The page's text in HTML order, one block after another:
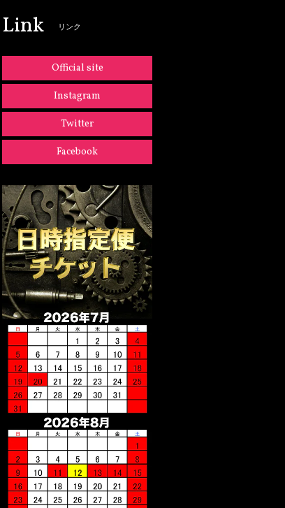
Link リンク
Official site
Instagram
Twitter
Facebook